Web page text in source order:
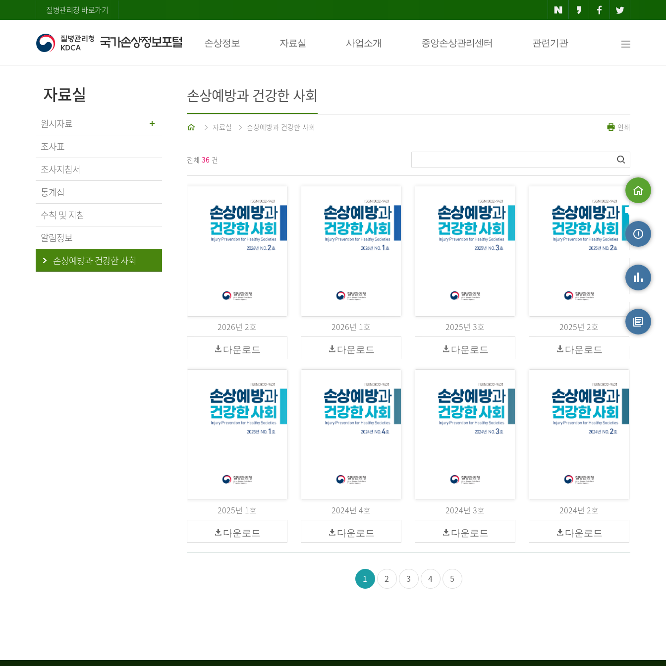
질병관리청 바로가기
손상정보 자료실 사업소개 중앙손상관리센터 관련기관
맵
자료실
원시자료
조사표
조사지침서
통계집
수칙 및 지침
알림정보
손상예방과 건강한 사회
손상예방과 건강한 사회
홈 자료실 손상예방과 건강한 사회 인쇄
전체 36 건
2026년 2호
다운로드
2026년 1호
다운로드
2025년 3호
다운로드
2025년 2호
다운로드
2025년 1호
다운로드
2024년 4호
다운로드
2024년 3호
다운로드
2024년 2호
다운로드
1 2 3 4 5
메인으로
원시자료